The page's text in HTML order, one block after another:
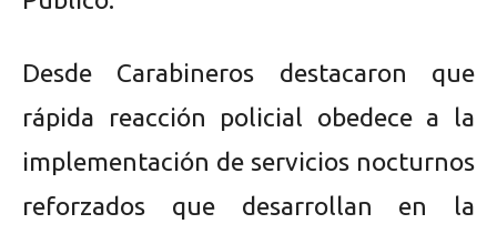
Desde Carabineros destacaron que
rápida reacción policial obedece a la
implementación de servicios nocturnos
reforzados que desarrollan en la